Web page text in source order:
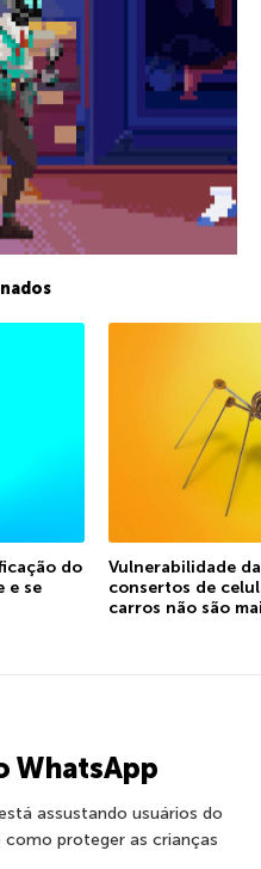
do
e se
Vulnerabilidade
consertos de
carros não são
WhatsApp
assustando usuários do
proteger as crianças